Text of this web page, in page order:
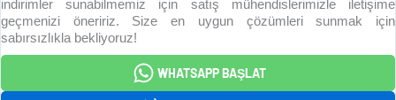
indirimler sunabilmemiz için satış mühendislerimizle iletişime
geçmenizi öneririz. Size en uygun çözümleri sunmak için
sabırsızlıkla bekliyoruz!
WHATSAPP BAŞLAT